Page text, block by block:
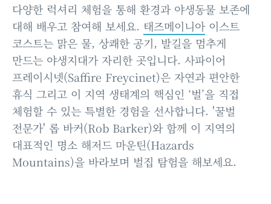
다양한 럭셔리 체험을 통해 환경과 야생동물 보존에
대해 배우고 참여해 보세요. 태즈메이니아이스트
코스트는 맑은 물, 상쾌한 공기, 발길을 멈추게
만드는 야생지대가 자리한 곳입니다. 사파이어
프레이시넷(Saffire Freycinet)은 자연과 편안한
휴식 그리고 이 지역 생태계의 핵심인 ‘벌’을 직접
체험할 수 있는 특별한 경험을 선사합니다. '꿀벌
전문가' 롭 바커(Rob Barker)와 함께 이 지역의
대표적인 명소 해저드 마운틴(Hazards
Mountains)을 바라보며 벌집 탐험을 해보세요.